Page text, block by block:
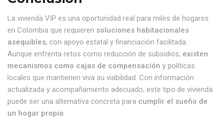
La vivienda VIP es una oportunidad real para miles de hogares
en Colombia que requieren soluciones habitacionales
asequibles, con apoyo estatal y financiación facilitada.
Aunque enfrenta retos como reducción de subsidios, existen
mecanismos como cajas de compensación y políticas
locales que mantienen viva su viabilidad. Con información
actualizada y acompañamiento adecuado, este tipo de vivienda
puede ser una alternativa concreta para cumplir el sueño de
un hogar propio.